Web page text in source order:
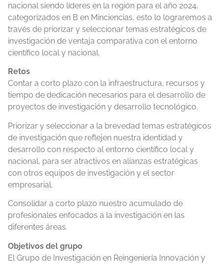
nacional siendo líderes en la región para el año 2024,
categorizados en B en Minciencias, esto lo lograremos a
través de priorizar y seleccionar temas estratégicos de
investigación de ventaja comparativa con el entorno
científico local y nacional.
Retos
Contar a corto plazo con la infraestructura, recursos y
tiempo de dedicación necesarios para el desarrollo de
proyectos de investigación y desarrollo tecnológico.
Priorizar y seleccionar a la brevedad temas estratégicos
de investigación que reflejen nuestra identidad y
desarrollo con respecto al entorno científico local y
nacional, para ser atractivos en alianzas estratégicas
con otros equipos de investigación y el sector
empresarial.
Consolidar a corto plazo nuestro acumulado de
profesionales enfocados a la investigación en las
diferentes áreas.
Objetivos del grupo
El Grupo de Investigación en Reingeniería Innovación y